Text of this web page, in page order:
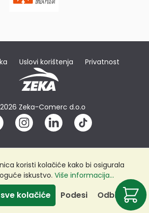
Uslovi korištenja Privatnost
Zeka-Comerc d.o.o
koristi kolačiće kako bi osigurala
iskustvo. Više informacija...
Odbij
Podesi
kolačiće